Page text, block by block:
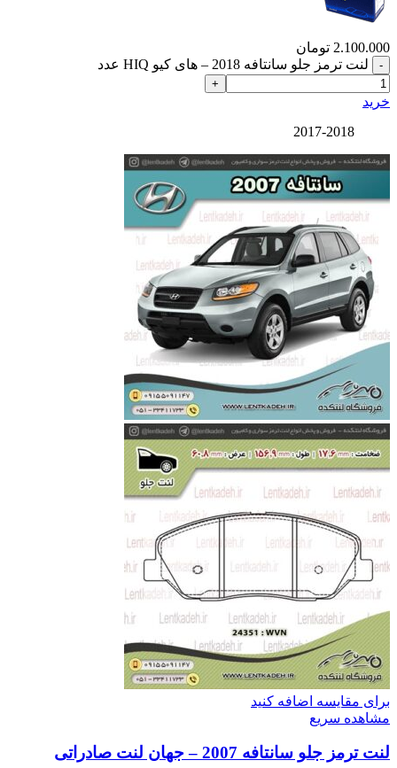
2.100.000 تومان
لنت ترمز جلو سانتافه 2018 – های کیو HIQ عدد
خرید
2017-2018
برای مقایسه اضافه کنید
مشاهده سریع
لنت ترمز جلو سانتافه 2007 – جهان لنت صادراتی